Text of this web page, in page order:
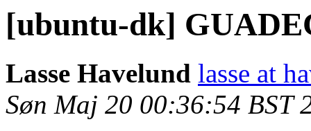
[ubuntu-dk]
Lasse Havelund lasse at
Søn Maj 20 00:36:54 BST